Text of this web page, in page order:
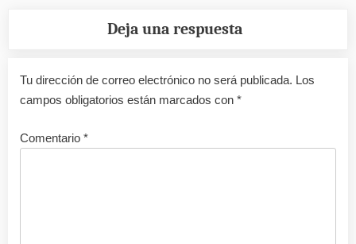
Deja una respuesta
Tu dirección de correo electrónico no será publicada. Los
campos obligatorios están marcados con *
Comentario *